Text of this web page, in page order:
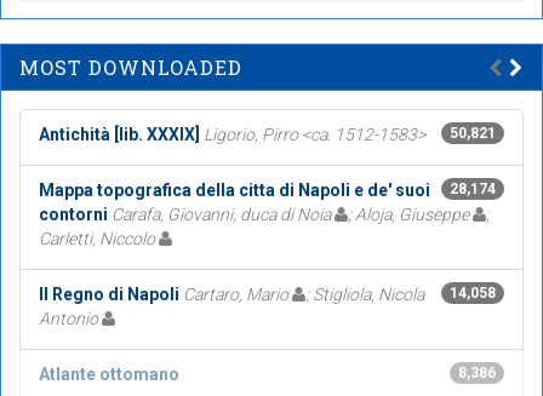
MOST DOWNLOADED
50,821
Antichità [lib. XXXIX] Ligorio, Pirro <ca. 1512-1583>
28,174
Mappa topografica della citta di Napoli e de' suoi
contorni Carafa, Giovanni, duca di Noia ; Aloja, Giuseppe
;
Carletti, Niccolo
14,058
Il Regno di Napoli Cartaro, Mario
; Stigliola, Nicola
Antonio
8,386
Atlante ottomano